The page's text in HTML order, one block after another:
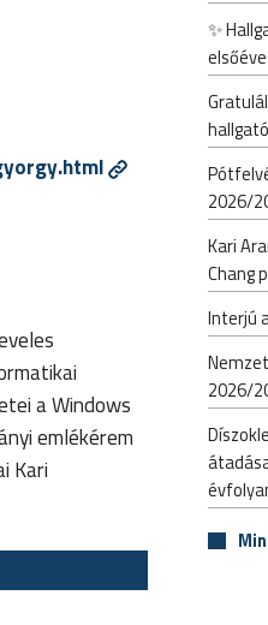
a Windows
emlékérem
Kari
✨
2026/
Kari
Chang
Interjú
2026/